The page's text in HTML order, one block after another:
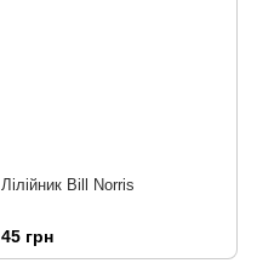
Лілійник Bill Norris
45 грн